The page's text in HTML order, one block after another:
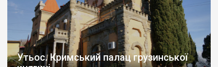
Утьос. Кримський палац грузинської